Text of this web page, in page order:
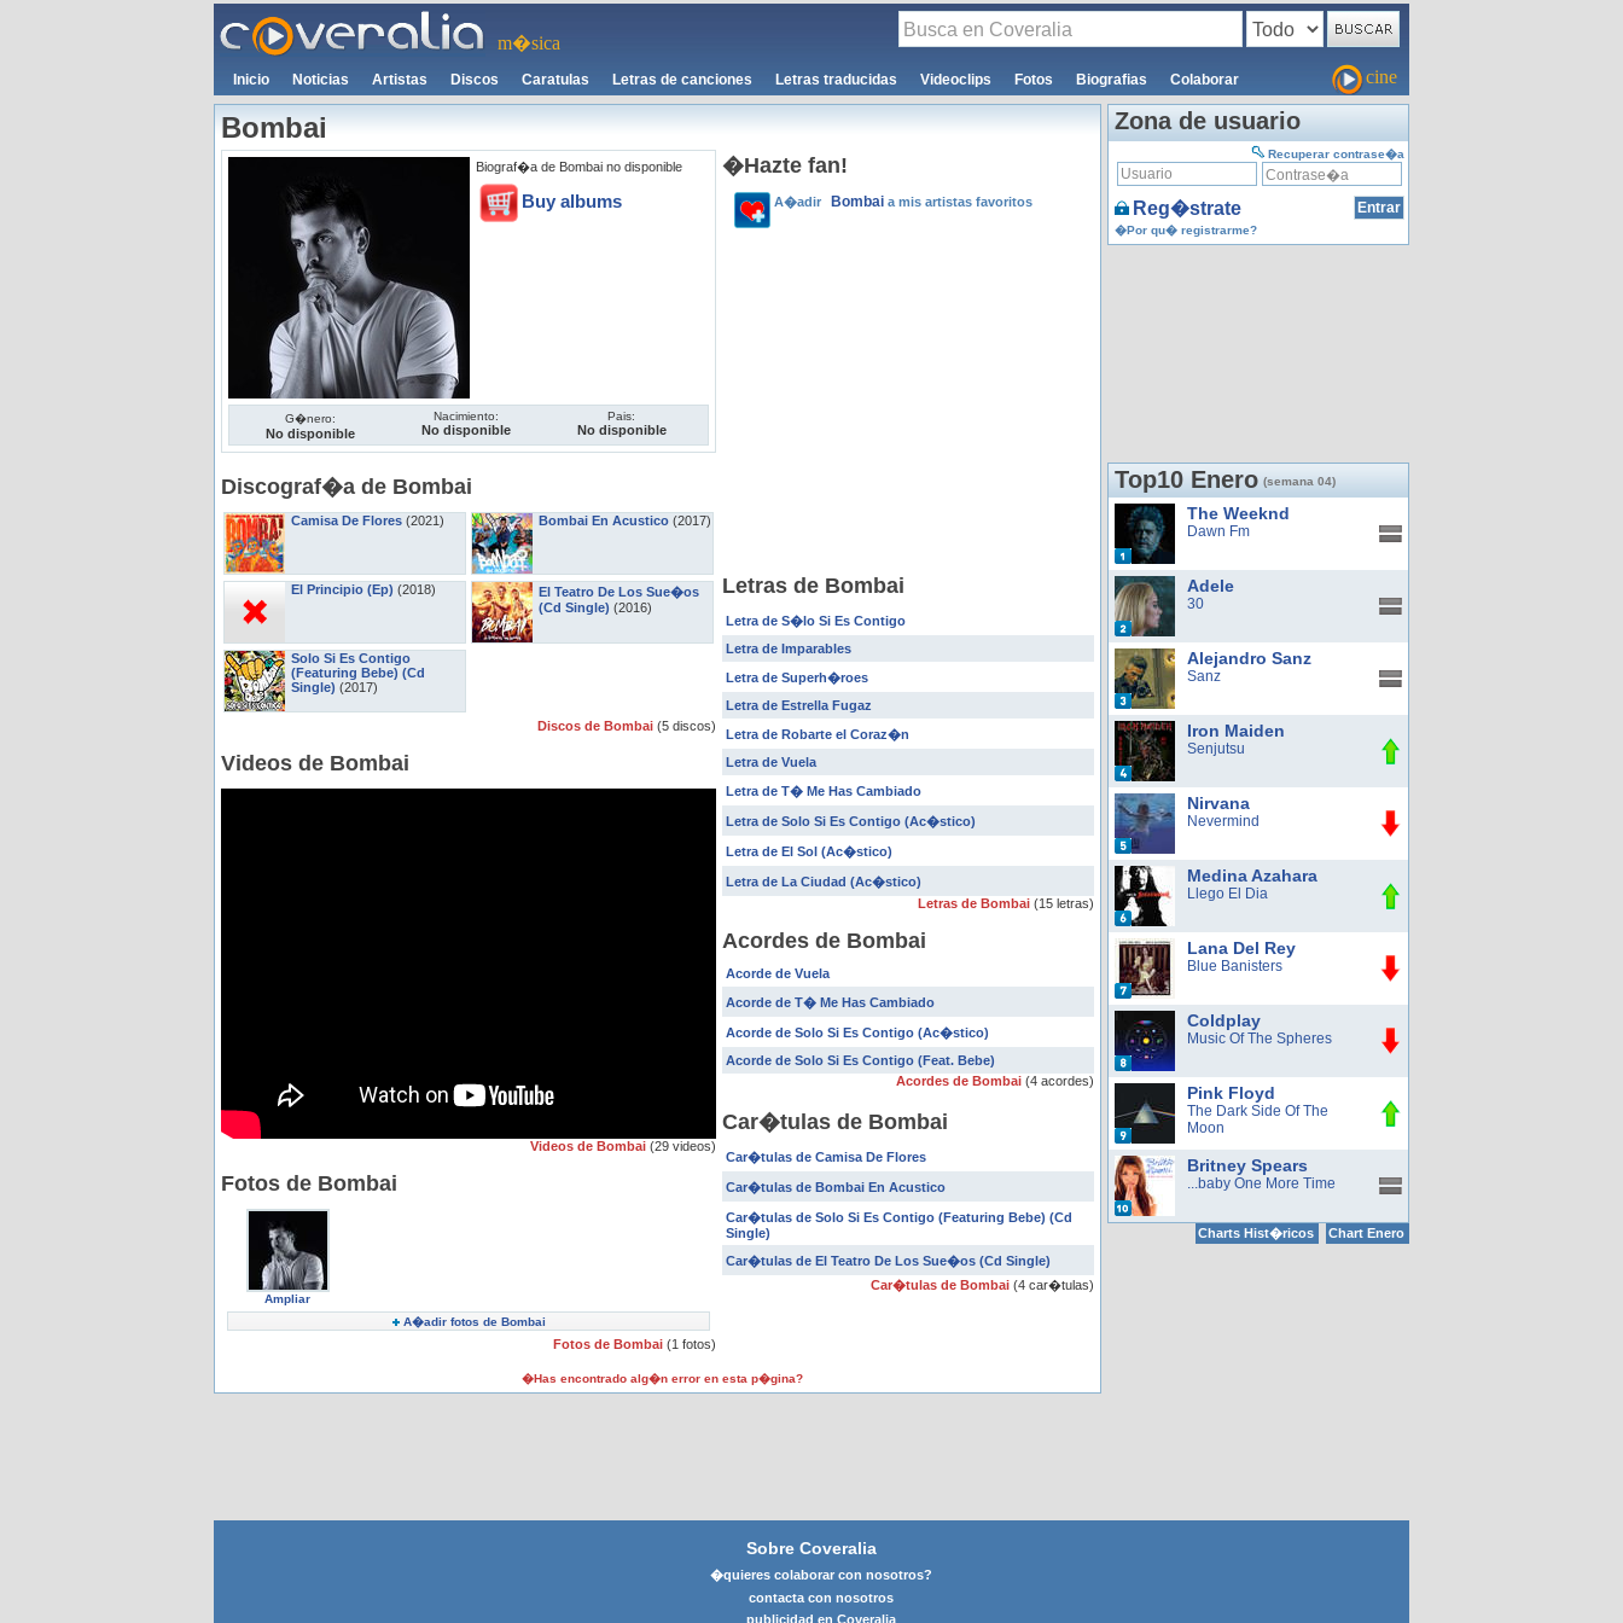
m�sica
Inicio Noticias Artistas Discos Caratulas Letras de canciones Letras traducidas Videoclips Fotos Biografias Colaborar cine
Bombai
Biograf�a de Bombai no disponible
Buy albums
G�nero:
No disponible
Nacimiento:
No disponible
Pais:
No disponible
Discograf�a de Bombai
Camisa De Flores (2021)
El Principio (Ep) (2018)
Solo Si Es Contigo
(Featuring Bebe) (Cd
Single) (2017)
Bombai En Acustico (2017)
El Teatro De Los Sue�os
(Cd Single) (2016)
Discos de Bombai (5 discos)
Videos de Bombai
Videos de Bombai (29 videos)
Fotos de Bombai
Ampliar
A�adir fotos de Bombai
Fotos de Bombai (1 fotos)
�Hazte fan!
A�adir Bombai a mis artistas favoritos
Letras de Bombai
Letra de S�lo Si Es Contigo
Letra de Imparables
Letra de Superh�roes
Letra de Estrella Fugaz
Letra de Robarte el Coraz�n
Letra de Vuela
Letra de T� Me Has Cambiado
Letra de Solo Si Es Contigo (Ac�stico)
Letra de El Sol (Ac�stico)
Letra de La Ciudad (Ac�stico)
Letras de Bombai (15 letras)
Acordes de Bombai
Acorde de Vuela
Acorde de T� Me Has Cambiado
Acorde de Solo Si Es Contigo (Ac�stico)
Acorde de Solo Si Es Contigo (Feat. Bebe)
Acordes de Bombai (4 acordes)
Car�tulas de Bombai
Car�tulas de Camisa De Flores
Car�tulas de Bombai En Acustico
Car�tulas de Solo Si Es Contigo (Featuring Bebe) (Cd
Single)
Car�tulas de El Teatro De Los Sue�os (Cd Single)
Car�tulas de Bombai (4 car�tulas)
�Has encontrado alg�n error en esta p�gina?
Zona de usuario
Recuperar contrase�a
Reg�strate
�Por qu� registrarme?
Top10 Enero (semana 04)
The Weeknd
Dawn Fm
Adele
30
Alejandro Sanz
Sanz
Iron Maiden
Senjutsu
Nirvana
Nevermind
Medina Azahara
Llego El Dia
Lana Del Rey
Blue Banisters
Coldplay
Music Of The Spheres
Pink Floyd
The Dark Side Of The
Moon
Britney Spears
...baby One More Time
Charts Hist�ricos Chart Enero
Sobre Coveralia
�quieres colaborar con nosotros?
contacta con nosotros
publicidad en Coveralia